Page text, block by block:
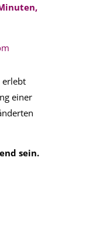
erlebt
einer
sein.